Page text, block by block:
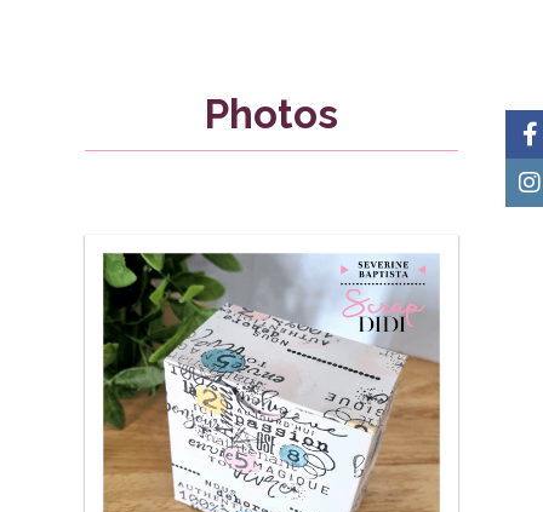
Photos